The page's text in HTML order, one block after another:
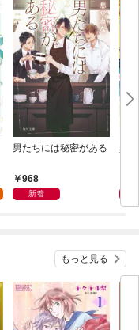
男たちには秘密がある
968
新着
異
もっと見る